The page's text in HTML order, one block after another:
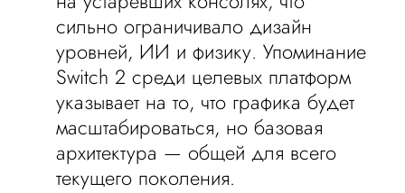
сильно ограничивало дизайн
уровней, ИИ и физику. Упоминание
Switch 2 среди целевых платформ
указывает на то, что графика будет
масштабироваться, но базовая
архитектура — общей для всего
текущего поколения.